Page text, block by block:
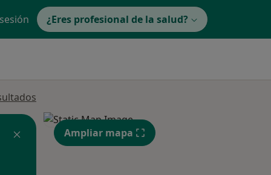
¿Eres profesional de la salud?
Ampliar mapa